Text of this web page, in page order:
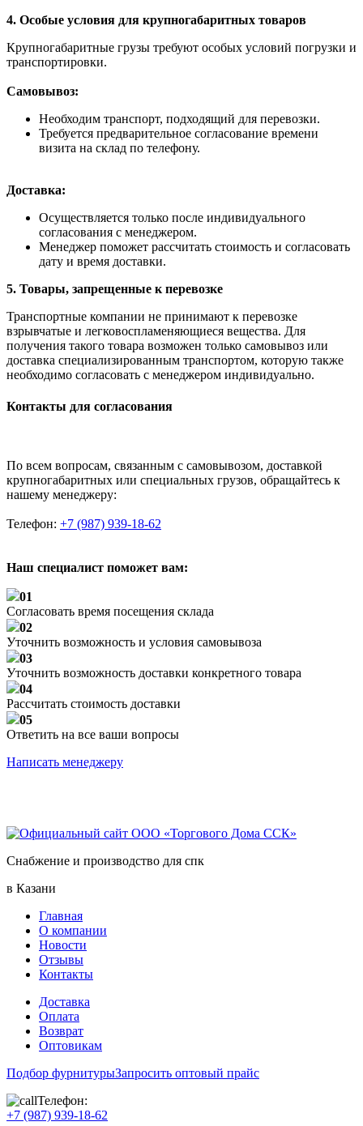
4. Особые условия для крупногабаритных товаров
Крупногабаритные грузы требуют особых условий погрузки и
транспортировки.
Самовывоз:
Необходим транспорт, подходящий для перевозки.
Требуется предварительное согласование времени
визита на склад по телефону.
Доставка:
Осуществляется только после индивидуального
согласования с менеджером.
Менеджер поможет рассчитать стоимость и согласовать
дату и время доставки.
5. Товары, запрещенные к перевозке
Транспортные компании не принимают к перевозке
взрывчатые и легковоспламеняющиеся вещества. Для
получения такого товара возможен только самовывоз или
доставка специализированным транспортом, которую также
необходимо согласовать с менеджером индивидуально.
Контакты для согласования
По всем вопросам, связанным с самовывозом, доставкой
крупногабаритных или специальных грузов, обращайтесь к
нашему менеджеру:
Телефон: +7 (987) 939-18-62
Наш специалист поможет вам:
01
Согласовать время посещения склада
02
Уточнить возможность и условия самовывоза
03
Уточнить возможность доставки конкретного товара
04
Рассчитать стоимость доставки
05
Ответить на все ваши вопросы
Написать менеджеру
Снабжение и производство для спк
в Казани
Главная
О компании
Новости
Отзывы
Контакты
Доставка
Оплата
Возврат
Оптовикам
Подбор фурнитурыЗапросить оптовый прайс
Телефон:
+7 (987) 939-18-62